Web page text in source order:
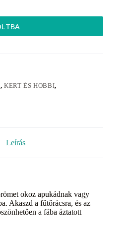
, KERT ÉS HOBBI,
Leírás
okoz apukádnak vagy
Akaszd a fűtőrácsra, és az
a fába áztatott